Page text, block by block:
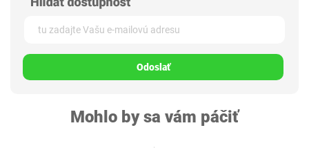
Odoslať
Mohlo by sa vám páčiť